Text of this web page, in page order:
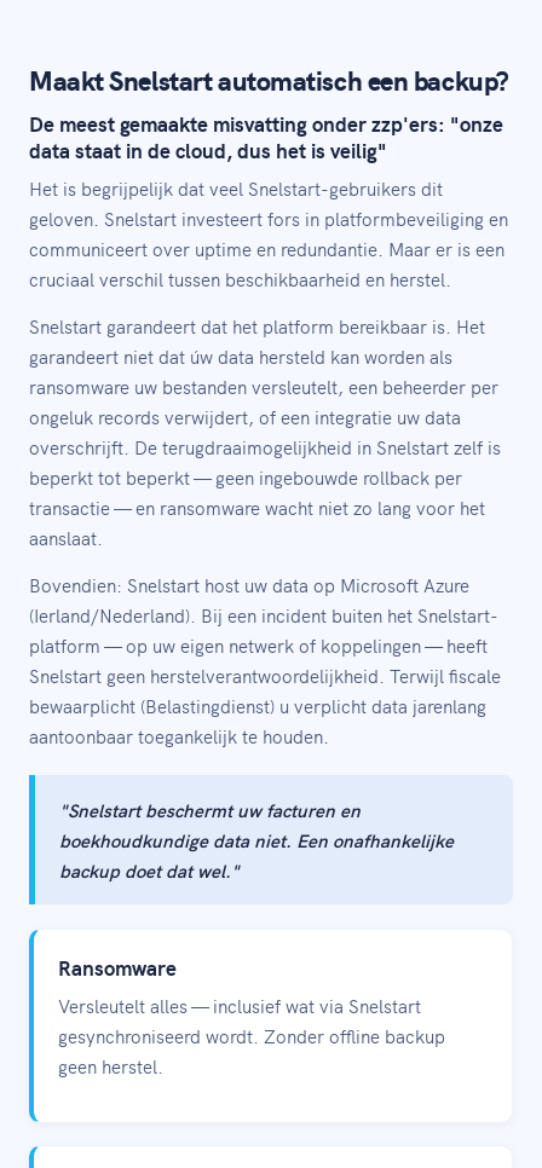
Maakt Snelstart automatisch een backup?
De meest gemaakte misvatting onder zzp'ers: "onze
data staat in de cloud, dus het is veilig"
Het is begrijpelijk dat veel Snelstart-gebruikers dit
geloven. Snelstart investeert fors in platformbeveiliging en
communiceert over uptime en redundantie. Maar er is een
cruciaal verschil tussen beschikbaarheid en herstel.
Snelstart garandeert dat het platform bereikbaar is. Het
garandeert niet dat úw data hersteld kan worden als
ransomware uw bestanden versleutelt, een beheerder per
ongeluk records verwijdert, of een integratie uw data
overschrijft. De terugdraaimogelijkheid in Snelstart zelf is
beperkt tot beperkt — geen ingebouwde rollback per
transactie — en ransomware wacht niet zo lang voor het
aanslaat.
Bovendien: Snelstart host uw data op Microsoft Azure
(Ierland/Nederland). Bij een incident buiten het Snelstart-
platform — op uw eigen netwerk of koppelingen — heeft
Snelstart geen herstelverantwoordelijkheid. Terwijl fiscale
bewaarplicht (Belastingdienst) u verplicht data jarenlang
aantoonbaar toegankelijk te houden.
"Snelstart beschermt uw facturen en
boekhoudkundige data niet. Een onafhankelijke
backup doet dat wel."
Ransomware
Versleutelt alles — inclusief wat via Snelstart
gesynchroniseerd wordt. Zonder offline backup
geen herstel.